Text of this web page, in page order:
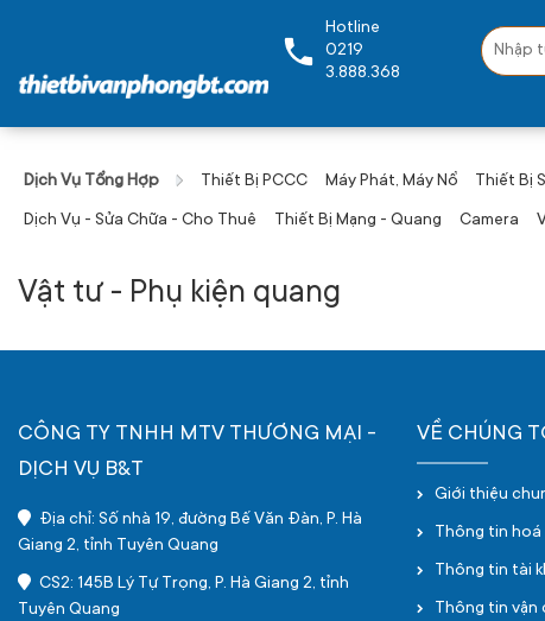
Hotline
0219
3.888.368
Dịch Vụ Tổng Hợp Thiết Bị PCCC Máy Phát, Máy Nổ Thiết Bị
Dịch Vụ - Sửa Chữa - Cho Thuê Thiết Bị Mạng - Quang Camera
Vật tư - Phụ kiện quang
CÔNG TY TNHH MTV THƯƠNG MẠI -
DỊCH VỤ B&T
Địa chỉ: Số nhà 19, đường Bế Văn Đàn, P. Hà
Giang 2, tỉnh Tuyên Quang
CS2: 145B Lý Tự Trọng, P. Hà Giang 2, tỉnh
Tuyên Quang
VỀ CHÚNG
Giới thiệu
Thông tin hoá
Thông tin tài
Thông tin vận